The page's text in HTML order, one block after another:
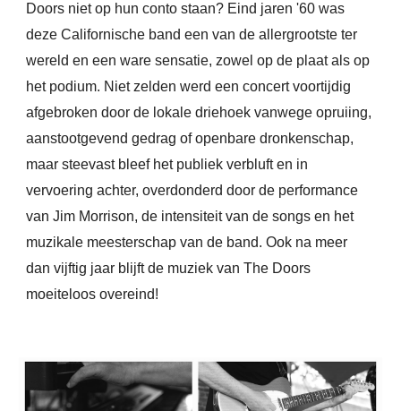
Doors niet op hun conto staan? Eind jaren '60 was
deze Californische band een van de allergrootste ter
wereld en een ware sensatie, zowel op de plaat als op
het podium. Niet zelden werd een concert voortijdig
afgebroken door de lokaledriehoekvanwege opruiing,
aanstootgevend gedrag of openbare dronkenschap,
maar steevast bleef het publiek verbluft en in
vervoering achter, overdonderd door de performance
van Jim Morrison, de intensiteit van de songs en het
muzikale meesterschap van de band. Ook na meer
dan vijftig jaar blijft de muziek van The Doors
moeiteloos overeind!